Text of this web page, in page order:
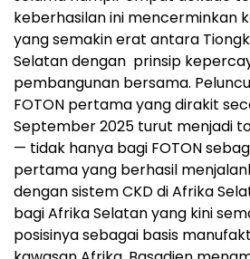
keberhasilan ini mencerminkan
yang semakin erat antara
Selatan dengan prinsip
pembangunan bersama.
FOTON pertama yang dirakit
September 2025 turut menjadi
— tidak hanya bagi FOTON
pertama yang berhasil
dengan sistem CKD di Afrika
bagi Afrika Selatan yang kini
posisinya sebagai basis